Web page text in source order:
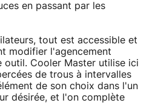
en passant par les
tout est accessible et
modifier l'agencement
outil. Cooler Master utilise ici
de trous à intervalles
de son choix dans l'un
désirée, et l'on complète